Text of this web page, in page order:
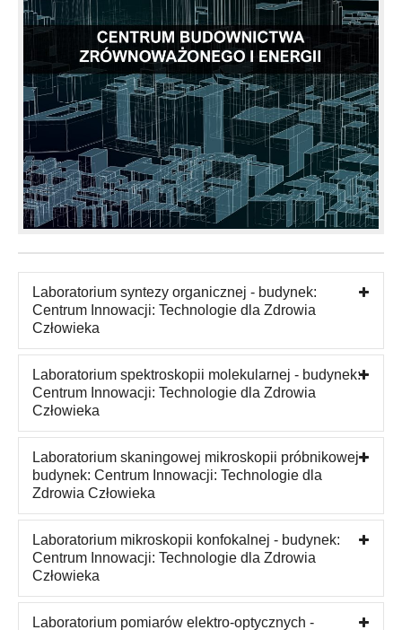
Laboratorium syntezy organicznej - budynek:
Centrum Innowacji: Technologie dla Zdrowia
Człowieka
Laboratorium spektroskopii molekularnej - budynek:
Centrum Innowacji: Technologie dla Zdrowia
Człowieka
Laboratorium skaningowej mikroskopii próbnikowej -
budynek: Centrum Innowacji: Technologie dla
Zdrowia Człowieka
Laboratorium mikroskopii konfokalnej - budynek:
Centrum Innowacji: Technologie dla Zdrowia
Człowieka
Laboratorium pomiarów elektro-optycznych -